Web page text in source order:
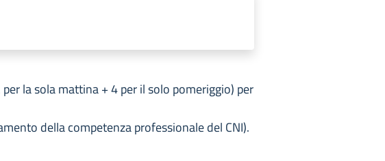
la sola mattina + 4 per il solo pomeriggio) per
della competenza professionale del CNI).